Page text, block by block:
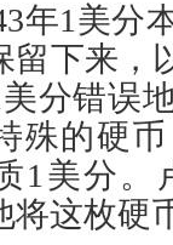
年1美分
留下来，
分错误
殊的硬
1美分
将这枚硬